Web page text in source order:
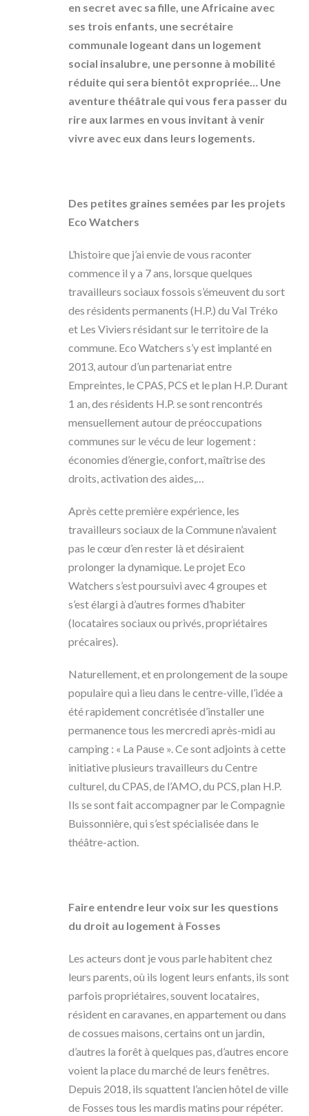
en secret avec sa fille, une Africaine avec
ses trois enfants, une secrétaire
communale logeant dans un logement
social insalubre, une personne à mobilité
réduite qui sera bientôt expropriée… Une
aventure théâtrale qui vous fera passer du
rire aux larmes en vous invitant à venir
vivre avec eux dans leurs logements.
Des petites graines semées par les projets
Eco Watchers
L’histoire que j’ai envie de vous raconter
commence il y a 7 ans, lorsque quelques
travailleurs sociaux fossois s’émeuvent du sort
des résidents permanents (H.P.) du Val Tréko
et Les Viviers résidant sur le territoire de la
commune. Eco Watchers s’y est implanté en
2013, autour d’un partenariat entre
Empreintes, le CPAS, PCS et le plan H.P. Durant
1 an, des résidents H.P. se sont rencontrés
mensuellement autour de préoccupations
communes sur le vécu de leur logement :
économies d’énergie, confort, maîtrise des
droits, activation des aides,…
Après cette première expérience, les
travailleurs sociaux de la Commune n’avaient
pas le cœur d’en rester là et désiraient
prolonger la dynamique. Le projet Eco
Watchers s’est poursuivi avec 4 groupes et
s’est élargi à d’autres formes d’habiter
(locataires sociaux ou privés, propriétaires
précaires).
Naturellement, et en prolongement de la soupe
populaire qui a lieu dans le centre-ville, l’idée a
été rapidement concrétisée d’installer une
permanence tous les mercredi après-midi au
camping : « La Pause ». Ce sont adjoints à cette
initiative plusieurs travailleurs du Centre
culturel, du CPAS, de l’AMO, du PCS, plan H.P.
Ils se sont fait accompagner par le Compagnie
Buissonnière, qui s’est spécialisée dans le
théâtre-action.
Faire entendre leur voix sur les questions
du droit au logement à Fosses
Les acteurs dont je vous parle habitent chez
leurs parents, où ils logent leurs enfants, ils sont
parfois propriétaires, souvent locataires,
résident en caravanes, en appartement ou dans
de cossues maisons, certains ont un jardin,
d’autres la forêt à quelques pas, d’autres encore
voient la place du marché de leurs fenêtres.
Depuis 2018, ils squattent l’ancien hôtel de ville
de Fosses tous les mardis matins pour répéter.